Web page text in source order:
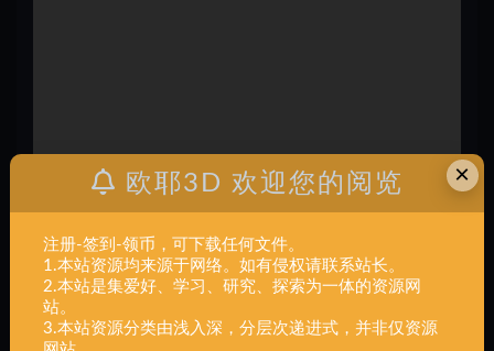
×
欧耶3D 欢迎您的阅览
注册-签到-领币，可下载任何文件。
1.本站资源均来源于网络。如有侵权请联系站长。
2.本站是集爱好、学习、研究、探索为一体的资源网
站。
3.本站资源分类由浅入深，分层次递进式，并非仅资源